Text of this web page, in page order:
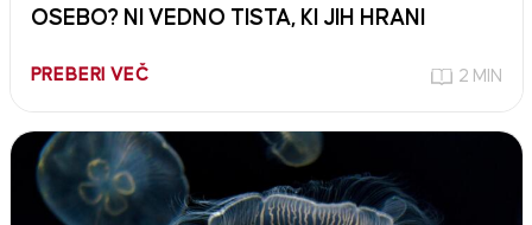
OSEBO? NI VEDNO TISTA, KI JIH HRANI
PREBERI VEČ 2 MIN